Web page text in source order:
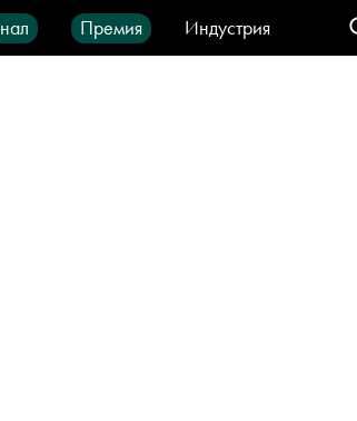
Премия
Индустрия
IT-продукты